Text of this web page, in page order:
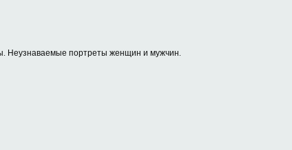
Неузнаваемые портреты женщин и мужчин.